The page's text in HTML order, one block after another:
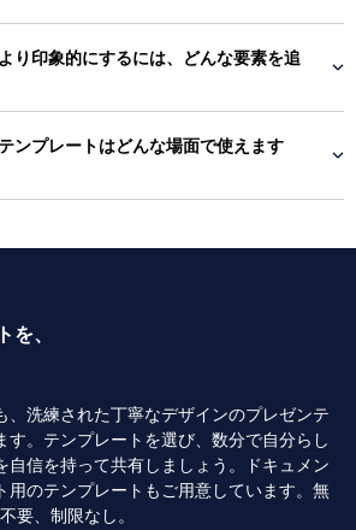
り印象的にするには、どんな要素を追
ンプレートはどんな場面で使えます
、
、洗練された丁寧なデザインのプレゼンテ
す。テンプレートを選び、数分で自分らし
自信を持って共有しましょう。ドキュメン
用のテンプレートもご用意しています。無
要、制限なし。